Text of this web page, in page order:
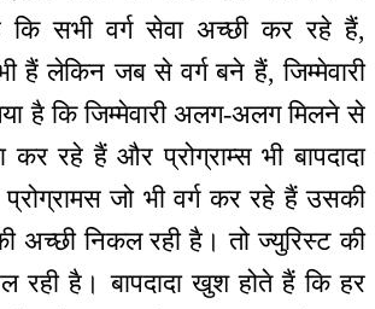
सभी वर्ग सेवा अच्छी कर रहे हैं,
हैं लेकिन जब से वर्ग बने हैं, जिम्मेवारी
है कि जिम्मेवारी अलग-अलग मिलने से
कर रहे हैं और प्रोग्राम्स भी बापदादा
जो भी वर्ग कर रहे हैं उसकी
अच्छी निकल रही है। तो ज्युरिस्ट की
रही है। बापदादा खुश होते हैं कि हर